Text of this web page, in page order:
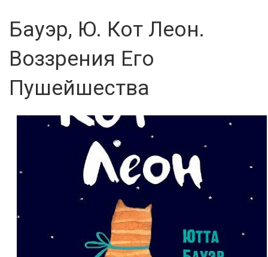
Бауэр, Ю. Кот Леон.
Воззрения Его
Пушейшества